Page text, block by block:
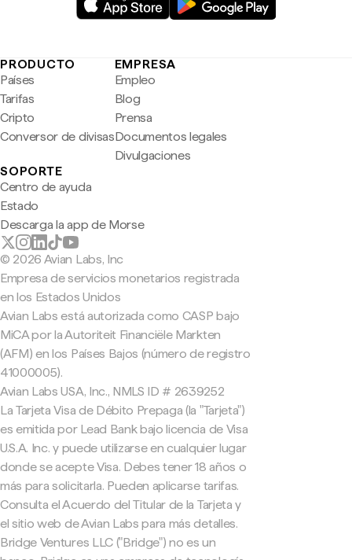
PRODUCTO
Países
Tarifas
Cripto
Conversor de divisas
EMPRESA
Empleo
Blog
Prensa
Documentos legales
Divulgaciones
SOPORTE
Centro de ayuda
Estado
Descarga la app de Morse
© 2026 Avian Labs, Inc
Empresa de servicios monetarios registrada
en los Estados Unidos
Avian Labs está autorizada como CASP bajo
MiCA por la Autoriteit Financiële Markten
(AFM) en los Países Bajos (número de registro
41000005).
Avian Labs USA, Inc., NMLS ID # 2639252
La Tarjeta Visa de Débito Prepaga (la "Tarjeta")
es emitida por Lead Bank bajo licencia de Visa
U.S.A. Inc. y puede utilizarse en cualquier lugar
donde se acepte Visa. Debes tener 18 años o
más para solicitarla. Pueden aplicarse tarifas.
Consulta el Acuerdo del Titular de la Tarjeta y
el sitio web de Avian Labs para más detalles.
Bridge Ventures LLC ("Bridge") no es un